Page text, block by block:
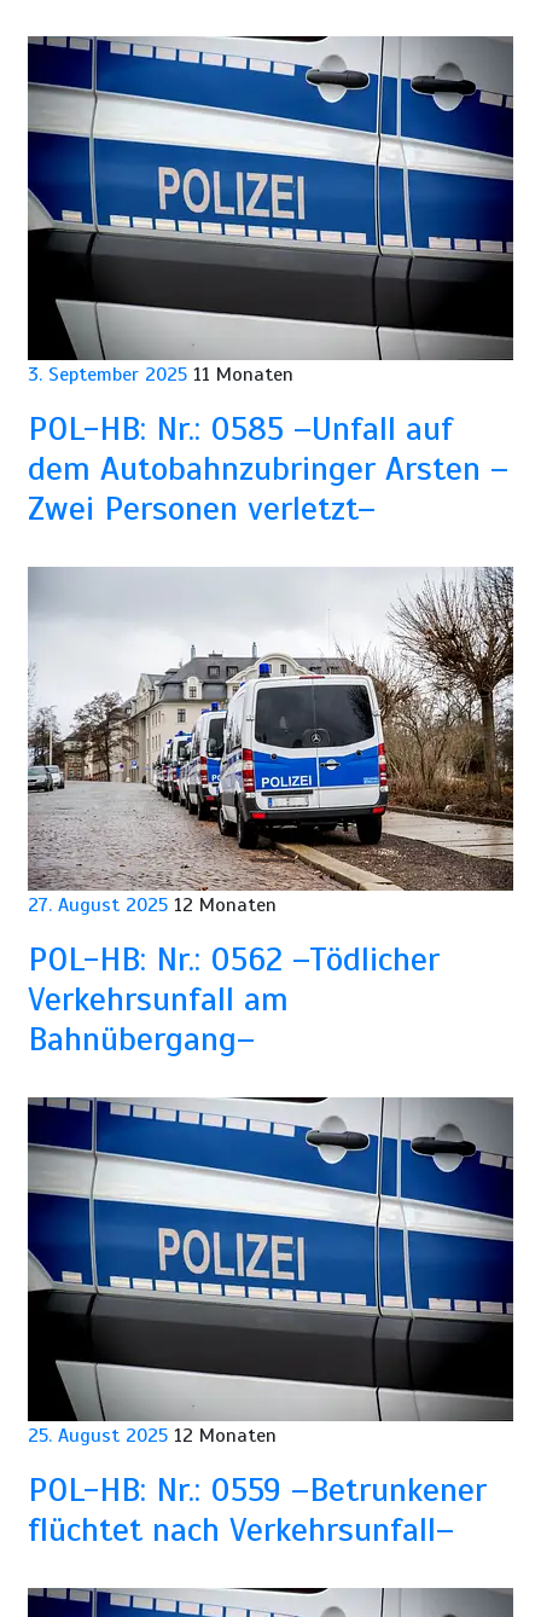
3. September 2025 11 Monaten
POL-HB: Nr.: 0585 –Unfall auf
dem Autobahnzubringer Arsten –
Zwei Personen verletzt–
27. August 2025 12 Monaten
POL-HB: Nr.: 0562 –Tödlicher
Verkehrsunfall am
Bahnübergang–
25. August 2025 12 Monaten
POL-HB: Nr.: 0559 –Betrunkener
flüchtet nach Verkehrsunfall–